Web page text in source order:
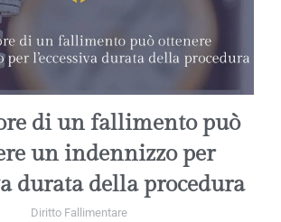
di un fallimento può
un indennizzo per
durata della procedura
Diritto Fallimentare